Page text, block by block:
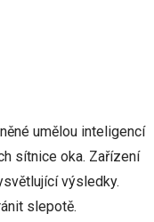
umělou inteligencí
sítnice oka. Zařízení
výsledky.
slepotě.